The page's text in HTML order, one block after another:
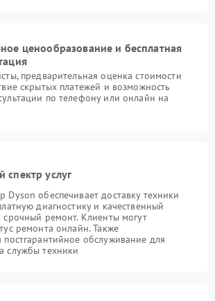
ценообразование и бесплатная
предварительная оценка стоимости
скрытых платежей и возможность
по телефону или онлайн на
спектр услуг
Dyson обеспечивает доставку техники
диагностику и качественный
срочный ремонт. Клиенты могут
ремонта онлайн. Также
постгарантийное обслуживание для
службы техники